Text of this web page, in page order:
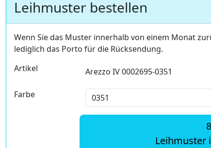
Leihmuster bestellen
Wenn Sie das Muster innerhalb von einem Monat
lediglich das Porto für die Rücksendung.
Artikel
Arezzo IV 0002695-0351
Farbe
Leihmuster